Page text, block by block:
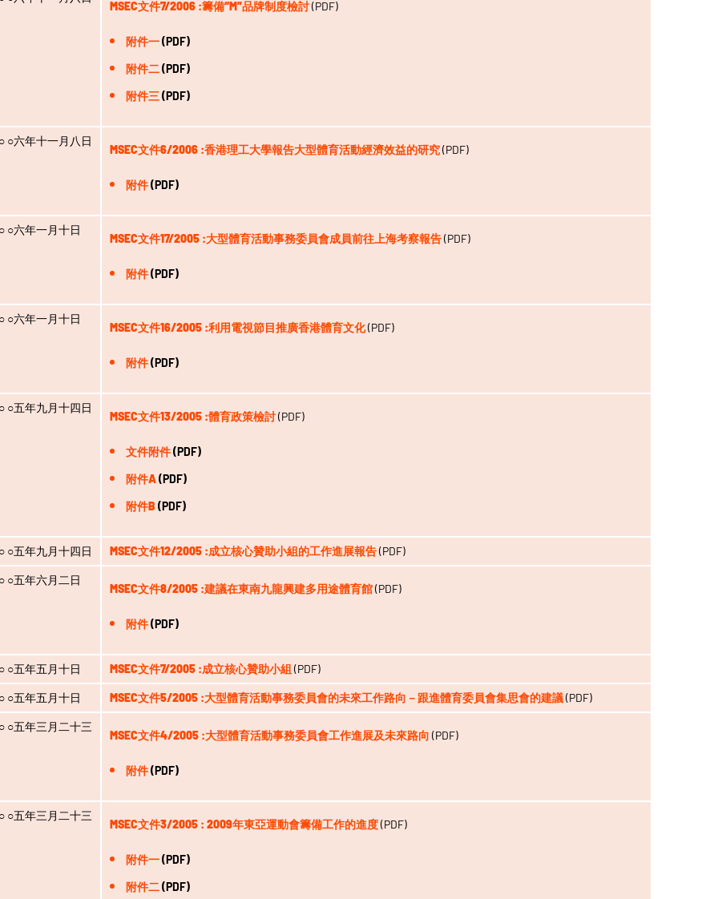
MSEC文件7/2006 :籌備“M”品牌制度檢討(PDF)
附件一(PDF)
附件二(PDF)
附件三(PDF)
○六年十一月八日
MSEC文件6/2006 :香港理工大學報告大型體育活動經濟效益的研究(PDF)
附件(PDF)
○六年一月十日
MSEC文件17/2005 :大型體育活動事務委員會成員前往上海考察報告(PDF)
附件(PDF)
○六年一月十日
MSEC文件16/2005 :利用電視節目推廣香港體育文化(PDF)
附件(PDF)
○五年九月十四日
MSEC文件13/2005 :體育政策檢討(PDF)
文件附件(PDF)
附件A(PDF)
附件B (PDF)
○五年九月十四日 MSEC文件12/2005 :成立核心贊助小組的工作進展報告(PDF)
○五年六月二日
MSEC文件8/2005 :建議在東南九龍興建多用途體育館(PDF)
附件(PDF)
○五年五月十日 MSEC文件7/2005 :成立核心贊助小組 (PDF)
○五年五月十日 MSEC文件5/2005 :大型體育活動事務委員會的未來工作路向－跟進體育委員會集思會的建議(PDF)
○五年三月二十三
MSEC文件4/2005 :大型體育活動事務委員會工作進展及未來路向 (PDF)
附件(PDF)
○五年三月二十三
MSEC文件3/2005 : 2009年東亞運動會籌備工作的進度(PDF)
附件一(PDF)
附件二(PDF)